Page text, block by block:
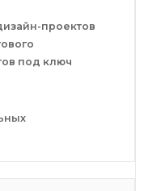
проектов
под ключ